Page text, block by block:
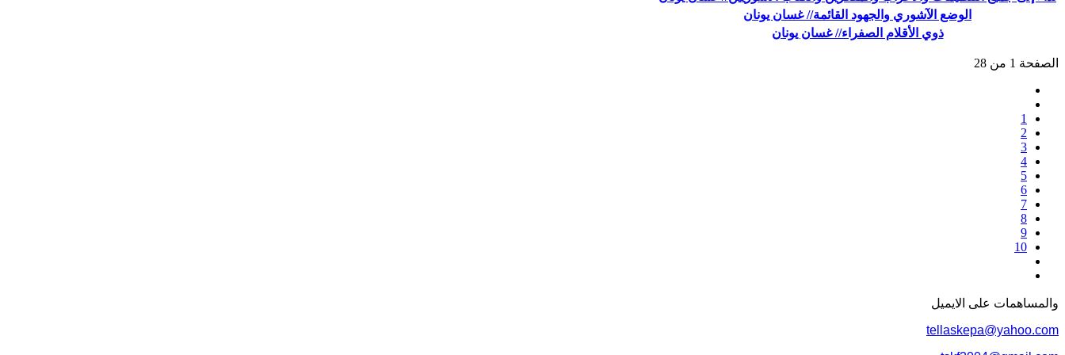
الوضع الآشوري والجهود القائمة// غسان يونان
ذوي الأقلام الصفراء// غسان يونان
الصفحة 1 من 28
1
2
3
4
5
6
7
8
9
10
والمساهمات علی الایمیل
tellaskepa@yahoo.com